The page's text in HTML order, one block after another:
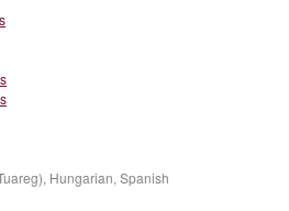
Hungarian, Spanish